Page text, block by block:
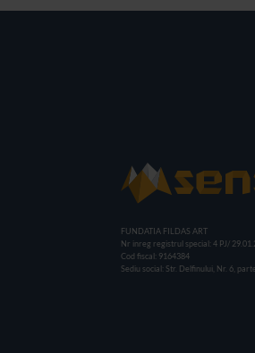
FUNDATIA FILDAS ART
Nr inreg registrul special: 4 PJ/
Cod fiscal: 9164384
Sediu social: Str. Delfinului, Nr. 6,